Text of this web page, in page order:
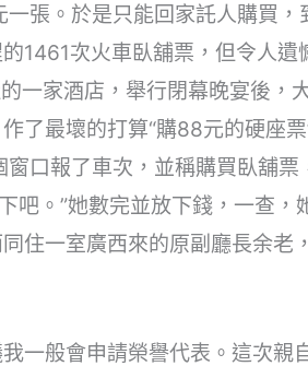
張。於是只能回家託人購買
1461次火車臥舖票，但令人
一家酒店，舉行閉幕晚宴後，
了最壞的打算“購88元的硬座
口報了車次，並稱購買臥舖
吧。”她數完並放下錢，一查
住一室廣西來的原副廳長余
一般會申請榮譽代表。這次親